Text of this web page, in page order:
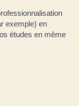
exemple) en
études en même